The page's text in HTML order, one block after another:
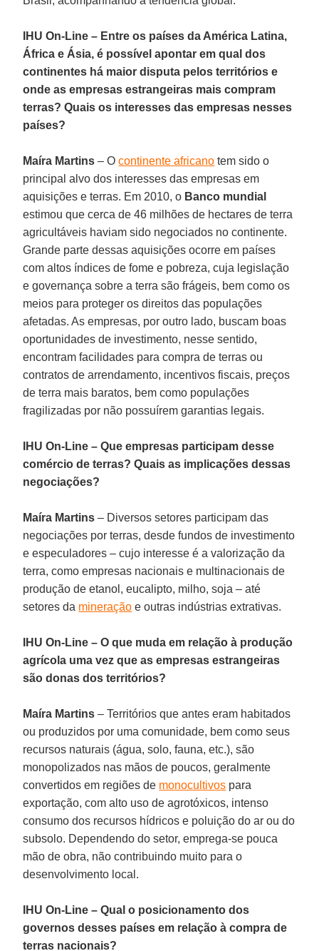
IHU On-Line – Entre os países da América Latina,
África e Ásia, é possível apontar em qual dos
continentes há maior disputa pelos territórios e
onde as empresas estrangeiras mais compram
terras? Quais os interesses das empresas nesses
países?
Maíra Martins – Ocontinente africano tem sido o
principal alvo dos interesses das empresas em
aquisições e terras. Em 2010, o Banco mundial
estimou que cerca de 46 milhões de hectares de terra
agricultáveis haviam sido negociados no continente.
Grande parte dessas aquisições ocorre em países
com altos índices de fome e pobreza, cuja legislação
e governança sobre a terra são frágeis, bem como os
meios para proteger os direitos das populações
afetadas. As empresas, por outro lado, buscam boas
oportunidades de investimento, nesse sentido,
encontram facilidades para compra de terras ou
contratos de arrendamento, incentivos fiscais, preços
de terra mais baratos, bem como populações
fragilizadas por não possuírem garantias legais.
IHU On-Line – Que empresas participam desse
comércio de terras? Quais as implicações dessas
negociações?
Maíra Martins– Diversos setores participam das
negociações por terras, desde fundos de investimento
e especuladores – cujo interesse é a valorização da
terra, como empresas nacionais e multinacionais de
produção de etanol, eucalipto, milho, soja – até
setores da mineração e outras indústrias extrativas.
IHU On-Line – O que muda em relação à produção
agrícola uma vez que as empresas estrangeiras
são donas dos territórios?
Maíra Martins – Territórios que antes eram habitados
ou produzidos por uma comunidade, bem como seus
recursos naturais (água, solo, fauna, etc.), são
monopolizados nas mãos de poucos, geralmente
convertidos em regiões de monocultivos para
exportação, com alto uso de agrotóxicos, intenso
consumo dos recursos hídricos e poluição do ar ou do
subsolo. Dependendo do setor, emprega-se pouca
mão de obra, não contribuindo muito para o
desenvolvimento local.
IHU On-Line – Qual o posicionamento dos
governos desses países em relação à compra de
terras nacionais?